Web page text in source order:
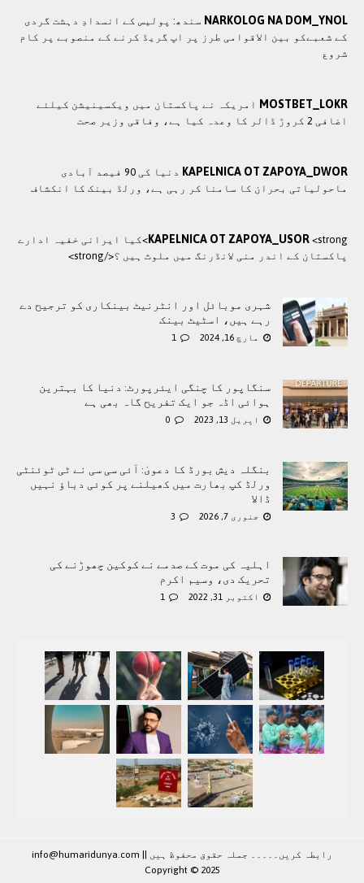
NARKOLOG NA DOM_YNOL سندھ: پوليس کے انسدادِ دہشت گردی
کے شعبےکو بین الاقوامی طرز پر اپ گریڈ کرنے کے منصوبے پر کام
شروع
MOSTBET_LOKR امريکہ نے پاکستان میں ویکسینیشن کیلئے
اضافی 2 کروڑ ڈالر کا وعدہ کیا ہے، وفاقی وزیر صحت
KAPELNICA OT ZAPOYA_DWOR
دنیا کی 90 فیصد آبادی
ماحولیاتی بحران کا سامنا کر رہی ہے، ورلڈ بینک کا انکشاف
KAPELNICA OT ZAPOYA_USOR<strong>کيا ایرانی خفيہ ادارے
پاکستان کے اندر منی لانڈرنگ ميں ملوث ہيں ؟</strong>
شہری موبائل اور انٹرنیٹ بینکاری کو ترجیح دے
رہے ہیں، اسٹیٹ بینک
مارچ 16, 2024 1
سنگاپور کا چنگی ایئرپورٹ: دنیا کا بہترین
ہوائی اڈہ جو ایک تفریح گاہ بھی ہے
اپریل 13, 2023 0
بنگلہ دیش بورڈ کا دعویٰ: آئی سی سی نے ٹی ٹوئنٹی
ورلڈ کپ بھارت میں کھیلنے پر کوئی دباؤ نہیں
ڈالا
جنوری 7, 2026 3
اہلیہ کی موت کے صدمے نے کوکین چھوڑنے کی
تحریک دی، وسیم اکرم
اکتوبر 31, 2022 1
رابطہ کريں۔۔۔۔۔ جملہ حقوق محفوظ ہيں | info@humaridunya.com
Copyright © 2025